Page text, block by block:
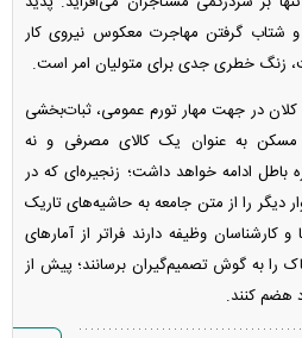
مشترک و شتاب گرفتن مهاجرت معکوس نیروی کار
زنگ خطری جدی برای متولیان امر است.
در جهت مهار تورم عمومی، ثبات‌بخشی
مسکن به عنوان یک کالای مصرفی و نه
باطل ادامه خواهد داشت؛ زنجیره‌ای که در
دیگر را از متن جامعه به حاشیه‌های تاریک
وظیفه دارند فراتر از آمار‌های
را به گوش تصمیم‌گیران برسانند؛ پیش از
هضم کنند.